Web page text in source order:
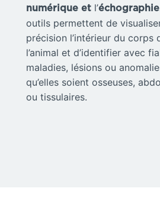
numérique et l’
outils permettent de
précision l’intérieur du corps
l’animal et d’identifier avec
maladies, lésions ou
qu’elles soient osseuses,
ou tissulaires.